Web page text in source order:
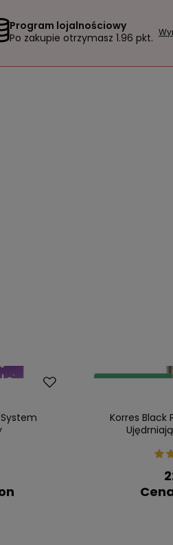
Program lojalnościowy
Po zakupie otrzymasz 1.96 pkt.
Dostawa za 0 zł
Korres Black